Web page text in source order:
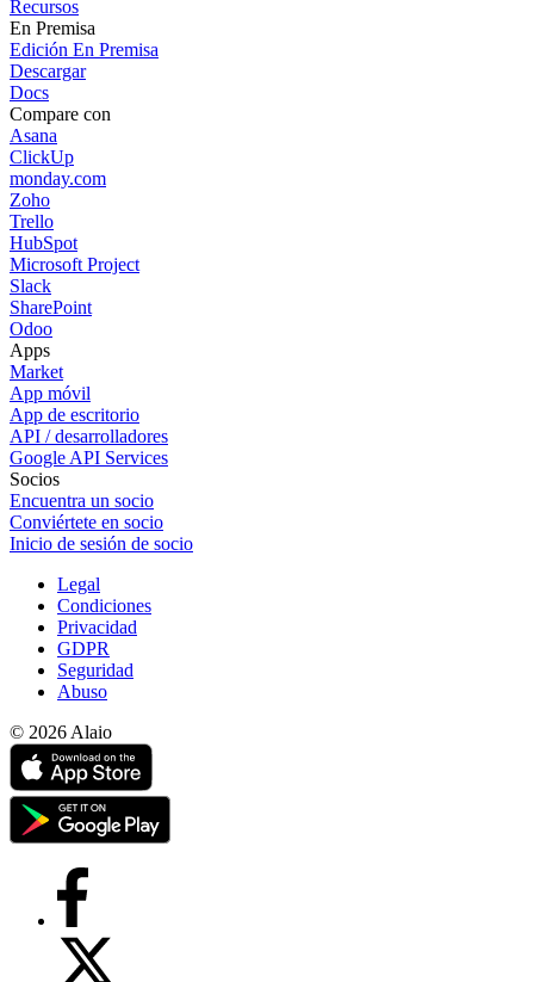
Recursos
En Premisa
Edición En Premisa
Descargar
Docs
Compare con
Asana
ClickUp
monday.com
Zoho
Trello
HubSpot
Microsoft Project
Slack
SharePoint
Odoo
Apps
Market
App móvil
App de escritorio
API / desarrolladores
Google API Services
Socios
Encuentra un socio
Conviértete en socio
Inicio de sesión de socio
Legal
Condiciones
Privacidad
GDPR
Seguridad
Abuso
© 2026 Alaio